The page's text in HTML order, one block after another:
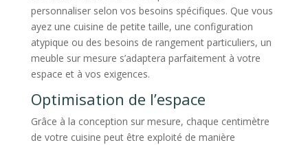
personnaliser selon vos besoins spécifiques. Que vous
ayez une cuisine de petite taille, une configuration
atypique ou des besoins de rangement particuliers, un
meuble sur mesure s’adaptera parfaitement à votre
espace et à vos exigences.
Optimisation de l’espace
Grâce à la conception sur mesure, chaque centimètre
de votre cuisine peut être exploité de manière